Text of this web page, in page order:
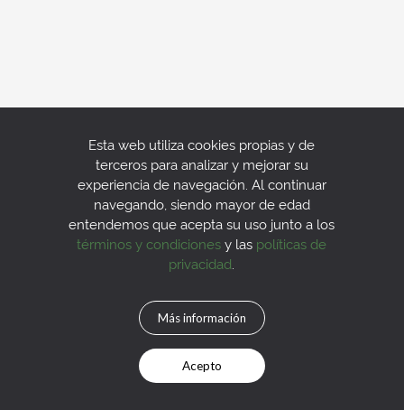
Esta web utiliza cookies propias y de
terceros para analizar y mejorar su
experiencia de navegación. Al continuar
navegando, siendo mayor de edad
entendemos que acepta su uso junto a los
términos y condicionesy las políticas de
privacidad
Más información
Acepto